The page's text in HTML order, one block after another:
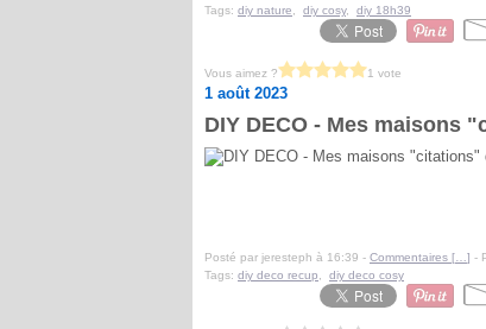
Tags: diy nature diy cosy, diy 18h39
Vous aimez ? 1 vote
1 août 2023
DIY DECO - Mes maisons
Posté par jeresteph à 16:39 - Commentaires [ ] -
Tags: diy deco recup diy deco cosy